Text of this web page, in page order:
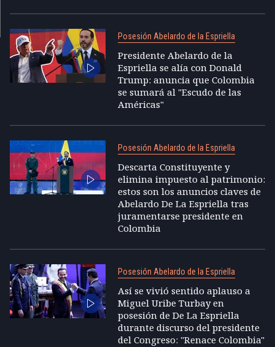
Posesión Abelardo de la Espriella
Presidente Abelardo de la
Espriella se alía con Donald
Trump: anuncia que Colombia
se sumará al "Escudo de las
Américas"
Posesión Abelardo de la Espriella
Descarta Constituyente y
elimina impuesto al patrimonio:
estos son los anuncios claves de
Abelardo De La Espriella tras
juramentarse presidente en
Colombia
Posesión Abelardo de la Espriella
Así se vivió sentido aplauso a
Miguel Uribe Turbay en
posesión de De La Espriella
durante discurso del presidente
del Congreso: "Renace Colombia"